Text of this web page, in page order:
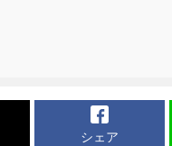
シェア